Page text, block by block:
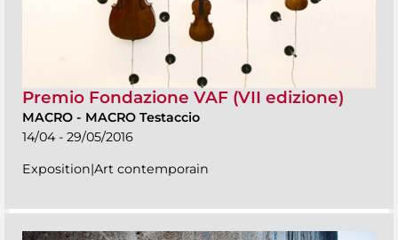
Premio Fondazione VAF (VII edizione)
MACRO - MACRO Testaccio
14/04 - 29/05/2016
Exposition|Art contemporain